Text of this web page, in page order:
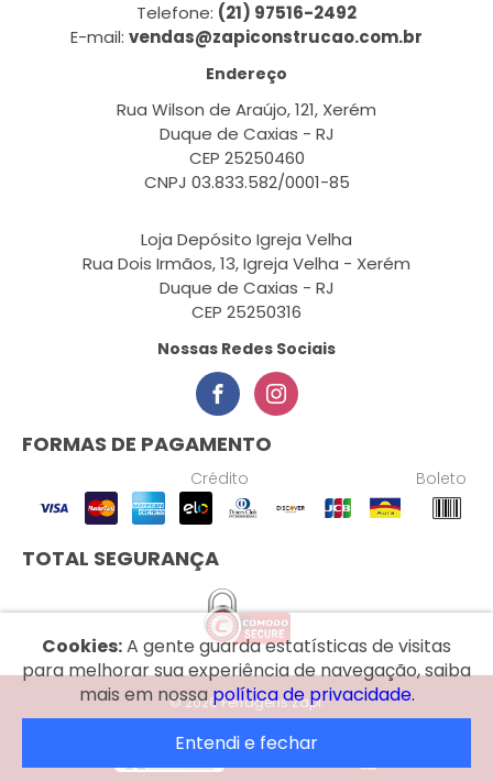
Telefone: (21) 97516-2492
E-mail: vendas@zapiconstrucao.com.br
Endereço
Rua Wilson de Araújo, 121, Xerém
Duque de Caxias - RJ
CEP 25250460
CNPJ 03.833.582/0001-85
Loja Depósito Igreja Velha
Rua Dois Irmãos, 13, Igreja Velha - Xerém
Duque de Caxias - RJ
CEP 25250316
Nossas Redes Sociais
FORMAS DE PAGAMENTO
Crédito Boleto
TOTAL SEGURANÇA
Cookies:A gente guarda estatísticas de visitas
para melhorar sua experiência de navegação, saiba
mais em nossapolítica de privacidade.
Entendi e fechar
© 2026 Ferragens Zapi.